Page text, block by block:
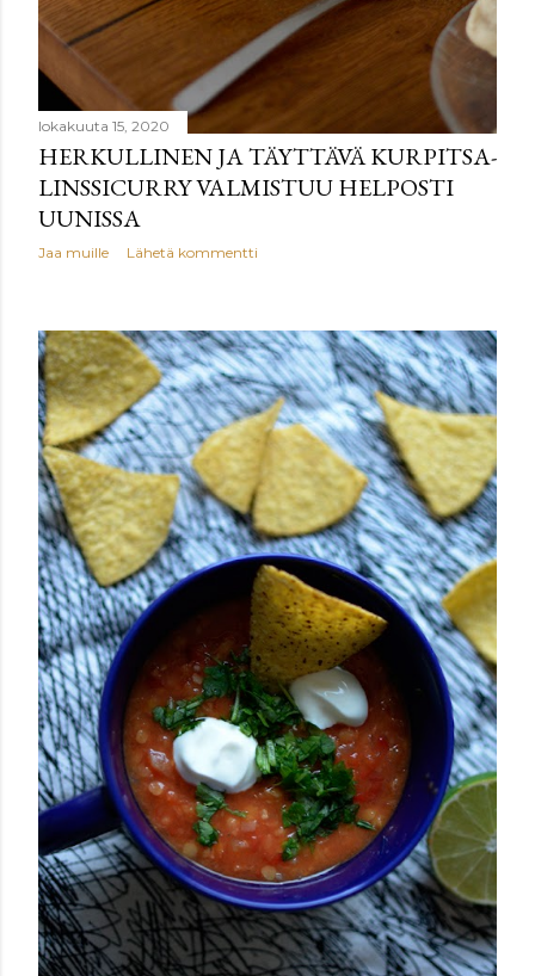
lokakuuta 15, 2020
HERKULLINEN JA TÄYTTÄVÄ KURPITSA-
LINSSICURRY VALMISTUU HELPOSTI
UUNISSA
Jaa muille Lähetä kommentti